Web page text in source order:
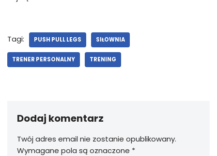
Tagi: PUSH PULL LEGS SIŁOWNIA
TRENER PERSONALNY TRENING
Dodaj komentarz
Twój adres email nie zostanie opublikowany.
Wymagane pola są oznaczone *